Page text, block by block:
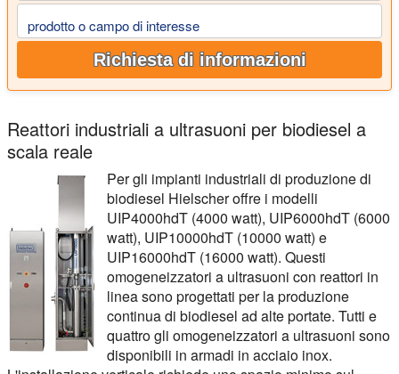
prodotto o campo di interesse
Richiesta di informazioni
Reattori industriali a ultrasuoni per biodiesel a
scala reale
Per gli impianti industriali di produzione di
biodiesel Hielscher offre i modelli
UIP4000hdT (4000 watt), UIP6000hdT (6000
watt), UIP10000hdT (10000 watt) e
UIP16000hdT (16000 watt). Questi
omogeneizzatori a ultrasuoni con reattori in
linea sono progettati per la produzione
continua di biodiesel ad alte portate. Tutti e
quattro gli omogeneizzatori a ultrasuoni sono
disponibili in armadi in acciaio inox.